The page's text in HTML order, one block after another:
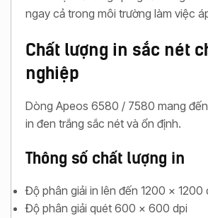
ngay cả trong môi trường làm việc
Chất lượng in sắc nét
nghiệp
Dòng Apeos 6580 / 7580 mang
in đen trắng sắc nét và ổn định.
Thông số chất lượng in
Độ phân giải in lên đến 1200 × 1200
Độ phân giải quét 600 × 600 dpi